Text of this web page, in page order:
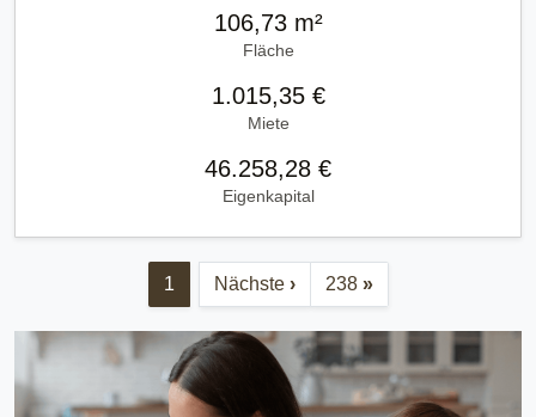
106,73 m²
Fläche
1.015,35 €
Miete
46.258,28 €
Eigenkapital
1 Nächste › 238 »